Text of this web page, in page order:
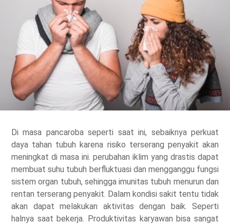
Di masa pancaroba seperti saat ini, sebaiknya perkuat
daya tahan tubuh karena risiko terserang penyakit akan
meningkat di masa ini. perubahan iklim yang drastis dapat
membuat suhu tubuh berfluktuasi dan mengganggu fungsi
sistem organ tubuh, sehingga imunitas tubuh menurun dan
rentan terserang penyakit. Dalam kondisi sakit tentu tidak
akan dapat melakukan aktivitas dengan baik. Seperti
halnya saat bekerja. Produktivitas karyawan bisa sangat